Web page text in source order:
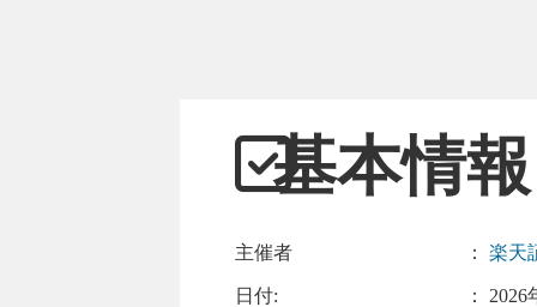
基本情報
主催者 ：楽天
日付: ： 2026